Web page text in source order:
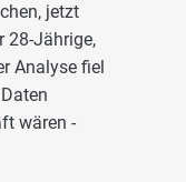
jetzt
28-Jährige,
Analyse fiel
wären -